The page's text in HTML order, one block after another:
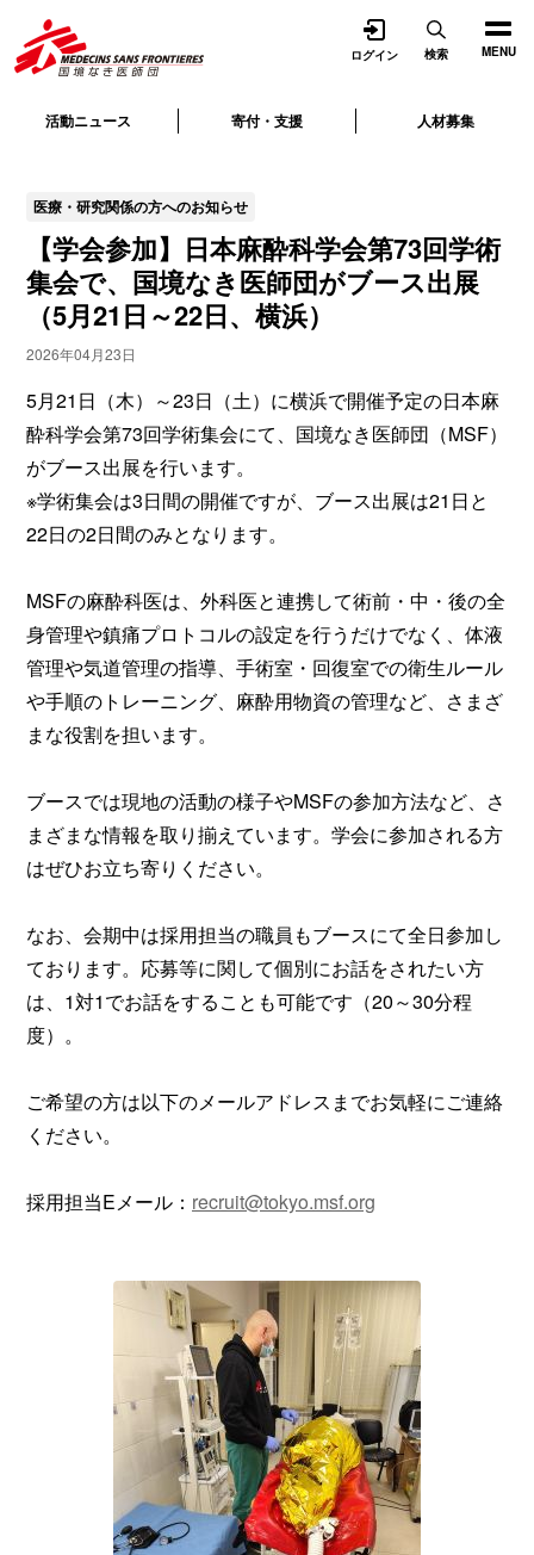
MENU
活動ニュース 寄付・支援 人材募集
ログイン 検索
医療・研究関係の方へのお知らせ
【学会参加】日本麻酔科学会第73回学術
集会で、国境なき医師団がブース出展
（5月21日～22日、横浜）
2026年04月23日
5月21日（木）～23日（土）に横浜で開催予定の日本麻
酔科学会第73回学術集会にて、国境なき医師団（MSF）
がブース出展を行います。
※学術集会は3日間の開催ですが、ブース出展は21日と
22日の2日間のみとなります。
MSFの麻酔科医は、外科医と連携して術前・中・後の全
身管理や鎮痛プロトコルの設定を行うだけでなく、体液
管理や気道管理の指導、手術室・回復室での衛生ルール
や手順のトレーニング、麻酔用物資の管理など、さまざ
まな役割を担います。
ブースでは現地の活動の様子やMSFの参加方法など、さ
まざまな情報を取り揃えています。学会に参加される方
はぜひお立ち寄りください。
なお、会期中は採用担当の職員もブースにて全日参加し
ております。応募等に関して個別にお話をされたい方
は、1対1でお話をすることも可能です（20～30分程
度）。
ご希望の方は以下のメールアドレスまでお気軽にご連絡
ください。
採用担当Eメール： recruit@tokyo.msf.org